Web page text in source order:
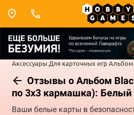
Аксессуары Для карточных игр
Отзывы о Альбом
по 3x3 кармашка): Белый
Ваши белые карты в